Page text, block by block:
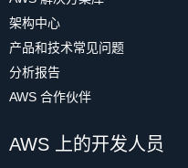
架构中心
产品和技术常见问题
分析报告
AWS 合作伙伴
AWS 上的开发人员